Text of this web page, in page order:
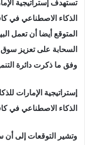
الذكاء الاصطناعي في
المتوقع أيضا أن تعمل
السحابة على تعزيز سوق
وفق ما ذكرت دائرة
الذكاء الاصطناعي في
وتشير التوقعات إلى أن